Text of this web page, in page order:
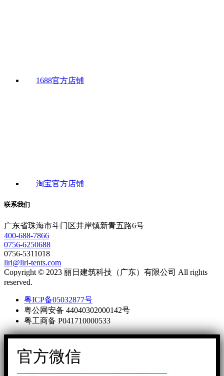
1688官方店铺
淘宝官方店铺
联系我们
广东省珠海市斗门区井岸镇新青五路6号
400-688-7866
0756-6250688
0756-5311018
liri@liri-tents.com
Copyright © 2023 丽日建筑科技（广东）有限公司 All rights
reserved.
粤ICP备05032877号
粤公网安备 44040302000142号
粤工商备 P041710000533
官方微信